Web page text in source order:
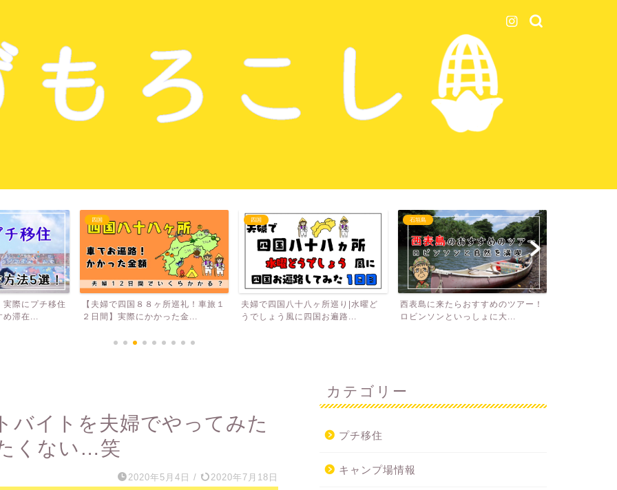
際にプチ移住
め滞在...
四国
【夫婦で四国８８ヶ所巡礼！車旅１
２日間】実際にかかった金...
四国
夫婦で四国八十八ヶ所巡り|水曜ど
うでしょう風に四国お遍路...
石垣島
西表島に来たらおすすめのツアー！
ロビンソンといっしょに大...
バイトを夫婦でやってみた
くない… 笑
2020年5月4日 / 2020年7月18日
カテゴリー
プチ移住
キャンプ場情報